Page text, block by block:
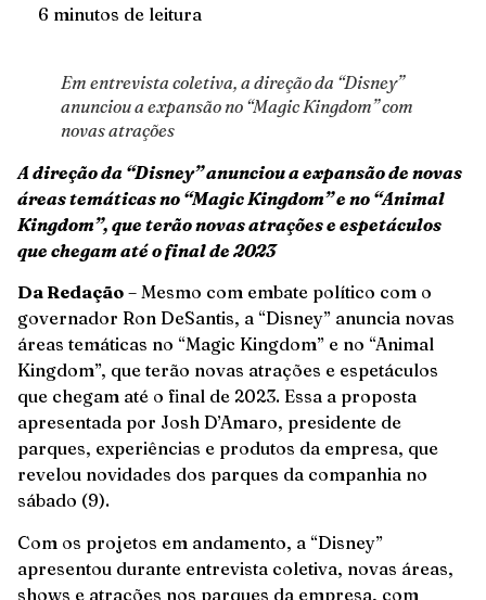
6 minutos de leitura
Em entrevista coletiva, a direção da “Disney”
anunciou a expansão no “Magic Kingdom” com
novas atrações
A direção da “Disney” anunciou a expansão de novas
áreas temáticas no “Magic Kingdom” e no “Animal
Kingdom”, que terão novas atrações e espetáculos
que chegam até o final de 2023
Da Redação – Mesmo com embate político com o
governador Ron DeSantis, a “Disney” anuncia novas
áreas temáticas no “Magic Kingdom” e no “Animal
Kingdom”, que terão novas atrações e espetáculos
que chegam até o final de 2023. Essa a proposta
apresentada por Josh D’Amaro, presidente de
parques, experiências e produtos da empresa, que
revelou novidades dos parques da companhia no
sábado (9).
Com os projetos em andamento, a “Disney”
apresentou durante entrevista coletiva, novas áreas,
shows e atrações nos parques da empresa, com